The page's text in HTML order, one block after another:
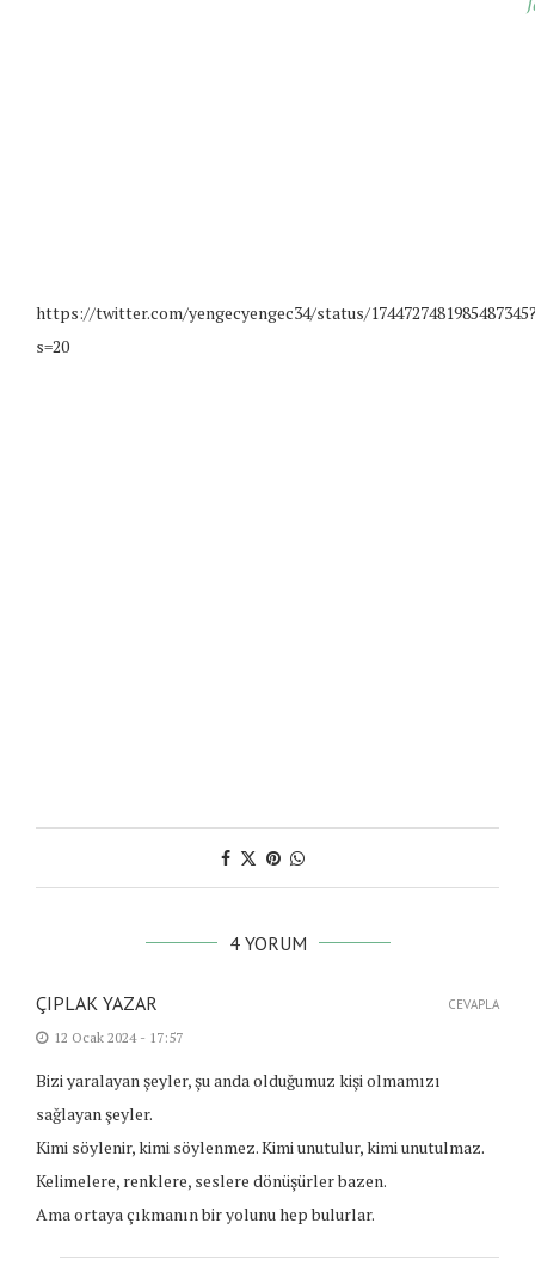
https://twitter.com/yengecyengec34/status/
s=20
4 YORUM
ÇIPLAK YAZAR
12 Ocak 2024 - 17:57
Bizi yaralayan şeyler, şu anda olduğumuz kişi olmamızı
sağlayan şeyler.
Kimi söylenir, kimi söylenmez. Kimi unutulur, kimi unutulmaz.
Kelimelere, renklere, seslere dönüşürler bazen.
Ama ortaya çıkmanın bir yolunu hep bulurlar.
CEVAPLA